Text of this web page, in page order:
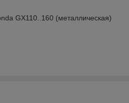
GX110..160 (металлическая)